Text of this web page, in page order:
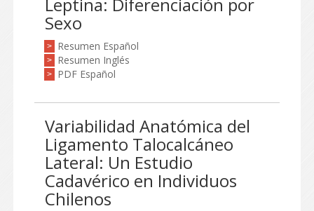
Sexo
> Resumen Español
> Resumen Inglés
> PDF Español
Variabilidad Anatómica del
Ligamento Talocalcáneo
Lateral: Un Estudio
Cadavérico en Individuos
Chilenos